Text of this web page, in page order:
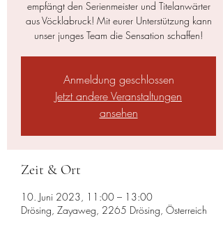
empfängt den Serienmeister und Titelanwärter
aus Vöcklabruck! Mit eurer Unterstützung kann
unser junges Team die Sensation schaffen!
Anmeldung geschlossen
Jetzt andere Veranstaltungen
ansehen
Zeit & Ort
10. Juni 2023, 11:00 – 13:00
Drösing, Zayaweg, 2265 Drösing, Österreich